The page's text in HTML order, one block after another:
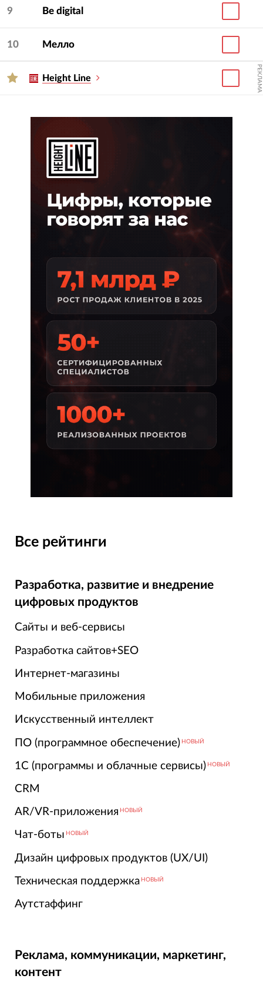
9 Be digital
10 Мелло
Height Line РЕКЛАМА
Все рейтинги
Разработка, развитие и внедрение
цифровых продуктов
Сайты и веб-сервисы
Разработка сайтов+SEO
Интернет-магазины
Мобильные приложения
Искусственный интеллект
ПО (программное обеспечение) НОВЫЙ
1С (программы и облачные сервисы) НОВЫЙ
CRM
AR/VR-приложения НОВЫЙ
Чат-боты НОВЫЙ
Дизайн цифровых продуктов (UX/UI)
Техническая поддержка НОВЫЙ
Аутстаффинг
Реклама, коммуникации, маркетинг,
контент